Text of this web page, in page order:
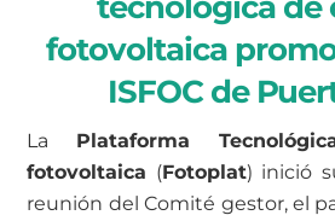
fotovoltaica
ISFOC de
La Plataforma
fotovoltaica (Fotoplat) inició
reunión del Comité gestor, el